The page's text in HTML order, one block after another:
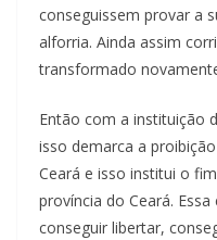
conseguissem provar a
alforria. Ainda assim
transformado
Então com a instituição
isso demarca a
Ceará e isso institui o
província do Ceará.
conseguir libertar,